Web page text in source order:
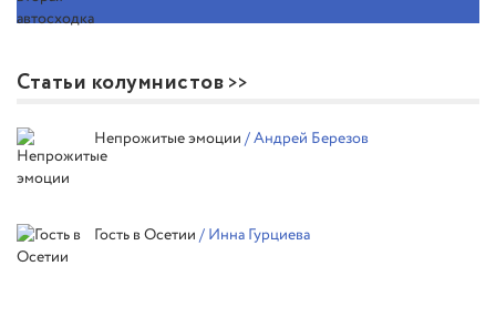
Статьи колумнистов
Непрожитые эмоции / Андрей Березов
Гость в Осетии / Инна Гурциева